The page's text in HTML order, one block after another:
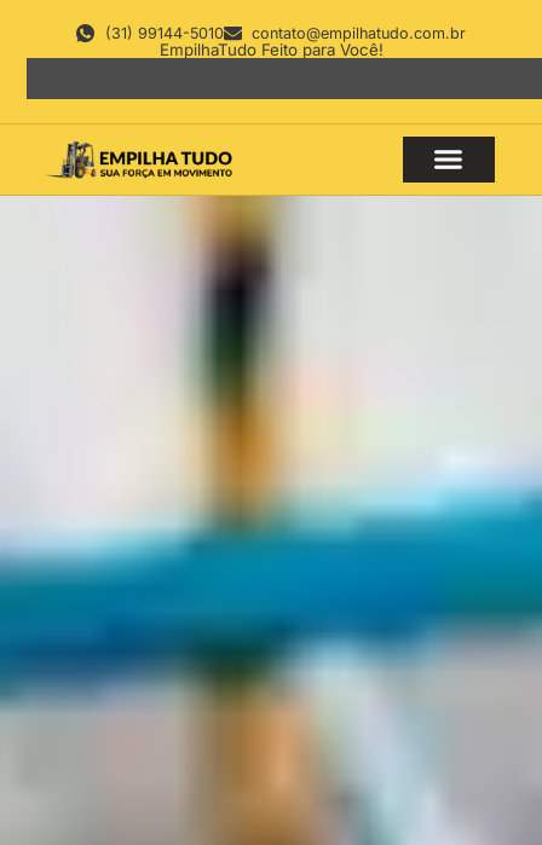
(31) 99144-5010 contato@empilhatudo.com.br
EmpilhaTudo Feito para Você!